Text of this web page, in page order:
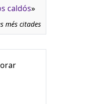
caldós»
més citades